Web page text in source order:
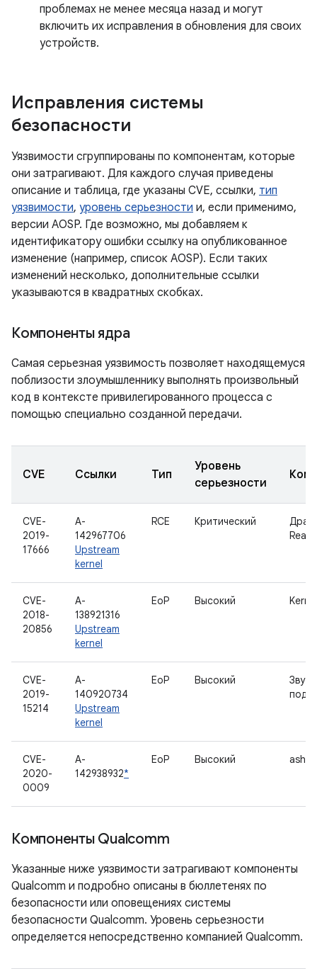
проблемах не менее месяца назад и могут
включить их исправления в обновления для своих
устройств.
Исправления системы
безопасности
Уязвимости сгруппированы по компонентам, которые
они затрагивают. Для каждого случая приведены
описание и таблица, где указаны CVE, ссылки, тип
уязвимости, уровень серьезности и, если применимо,
версии AOSP. Где возможно, мы добавляем к
идентификатору ошибки ссылку на опубликованное
изменение (например, список AOSP). Если таких
изменений несколько, дополнительные ссылки
указываются в квадратных скобках.
Компоненты ядра
Самая серьезная уязвимость позволяет находящемуся
поблизости злоумышленнику выполнять произвольный
код в контексте привилегированного процесса с
помощью специально созданной передачи.
CVE Ссылки Тип
Уровень
серьезности
CVE-
2019-
17666
A-
142967706
Upstream
kernel
RCE Критический
CVE-
2018-
20856
A-
138921316
Upstream
kernel
EoP Высокий Kernel
CVE-
2019-
15214
A-
140920734
Upstream
kernel
EoP Высокий
CVE-
2020-
0009
A-
142938932*
EoP Высокий
Компоненты Qualcomm
Указанные ниже уязвимости затрагивают компоненты
Qualcomm и подробно описаны в бюллетенях по
безопасности или оповещениях системы
безопасности Qualcomm. Уровень серьезности
определяется непосредственно компанией Qualcomm.